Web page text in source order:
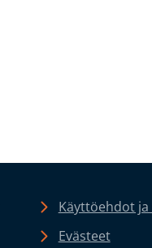
Käyttöehdot
Evästeet